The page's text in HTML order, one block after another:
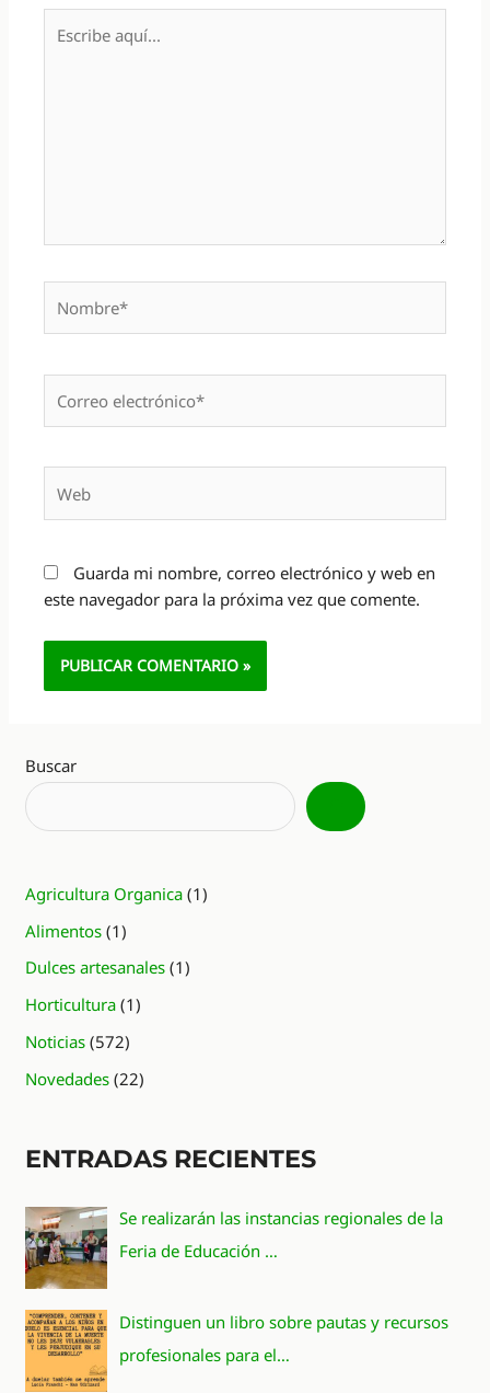
aquí...
electrónico*
Guarda mi nombre, correo electrónico y web en
este navegador para la próxima vez que comente.
Buscar
Agricultura Organica (1)
Alimentos (1)
Dulces artesanales (1)
Horticultura (1)
Noticias (572)
Novedades (22)
ENTRADAS RECIENTES
Se realizarán las instancias regionales de la
Feria de Educación …
Distinguen un libro sobre pautas y recursos
profesionales para el…